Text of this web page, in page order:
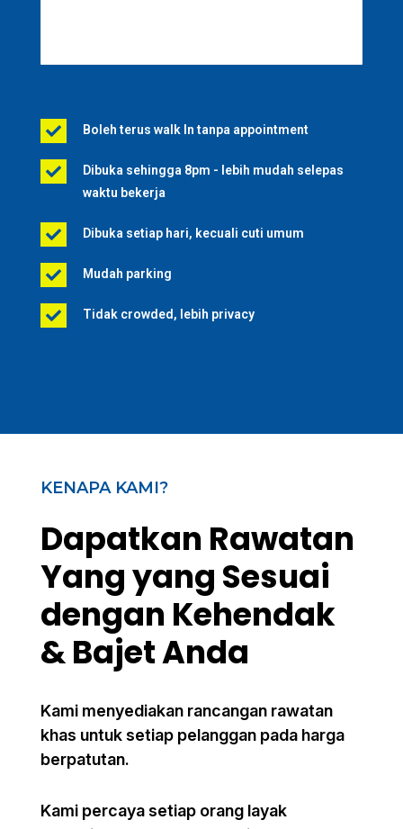
 Boleh terus walk In tanpa appointment

Dibuka sehingga 8pm - lebih mudah selepas
waktu bekerja
 Dibuka setiap hari, kecuali cuti umum
 Mudah parking
 Tidak crowded, lebih privacy
KENAPA KAMI?
Dapatkan Rawatan
Yang yang Sesuai
dengan Kehendak
& Bajet Anda
Kami menyediakan rancangan rawatan
khas untuk setiap pelanggan pada harga
berpatutan.
Kami percaya setiap orang layak